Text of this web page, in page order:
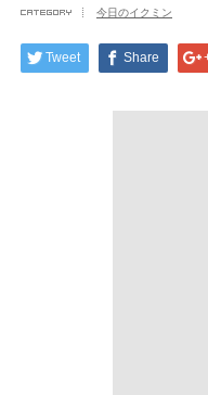
今日のイクミン
Tweet Share